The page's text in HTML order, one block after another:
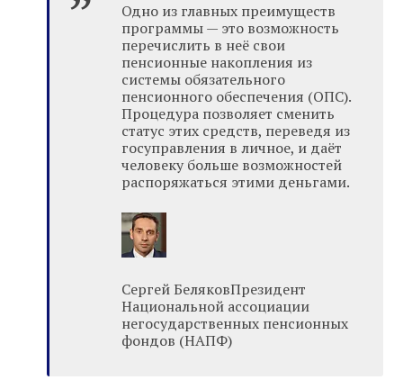
Одно из главных преимуществ
программы — это возможность
перечислить в неё свои
пенсионные накопления из
системы обязательного
пенсионного обеспечения (ОПС).
Процедура позволяет сменить
статус этих средств, переведя из
госуправления в личное, и даёт
человеку больше возможностей
распоряжаться этими деньгами.
Сергей БеляковПрезидент
Национальной ассоциации
негосударственных пенсионных
фондов (НАПФ)